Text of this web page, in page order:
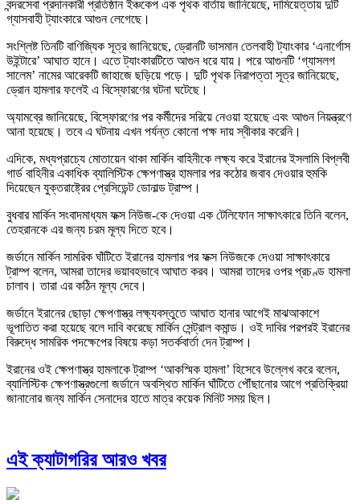
বন্দরসেবা প্রদানকারী প্রতিষ্ঠান ইঞ্চকেপ এক পৃথক বার্তায় জানিয়েছে, দামিয়েত্তায় দুটি
গ্যাসবাহী ট্যাংকারে আগুন লেগেছে।
সংশ্লিষ্ট তিনটি বাণিজ্যিক সূত্র জানিয়েছে, ড্রোনটি ভাসমান তেলবাহী ট্যাংকার ‘এনার্গোস
উইন্টারে’ আঘাত হানে। এতে ট্যাংকারটিতে আগুন ধরে যায়। পরে আগুনটি ‘গ্যাসলগ
সালেম’ নামের আরেকটি জাহাজে ছড়িয়ে পড়ে। দুটি পৃথক নিরাপত্তা সূত্র জানিয়েছে,
ড্রোন হামলার ফলেই এ বিস্ফোরণের ঘটনা ঘটেছে।
অ্যামব্রে জানিয়েছে, বিস্ফোরণের পর কর্মীদের সরিয়ে নেওয়া হয়েছে এবং আগুন নিয়ন্ত্রণে
আনা হয়েছে। তবে এ ঘটনায় এখন পর্যন্ত কোনো পক্ষ দায় স্বীকার করেনি।
এদিকে, মধ্যপ্রাচ্যে মোতায়েন থাকা মার্কিন বাহিনীকে লক্ষ্য করে ইরানের ইসলামি বিপ্লবী
গার্ড বাহিনীর একাধিক ব্যালিস্টিক ক্ষেপণাস্ত্র হামলার পর কঠোর জবাব দেওয়ার হুমকি
দিয়েছেন যুক্তরাষ্ট্রের প্রেসিডেন্ট ডোনাল্ড ট্রাম্প।
বুধবার মার্কিন সংবাদমাধ্যম ফক্স নিউজ-কে দেওয়া এক টেলিফোন সাক্ষাৎকারে তিনি বলেন,
তেহরানকে এর জন্য চরম মূল্য দিতে হবে।
জর্ডানে মার্কিন সামরিক ঘাঁটিতে ইরানের হামলার পর ফক্স নিউজকে দেওয়া সাক্ষাৎকারে
ট্রাম্প বলেন, আমরা তাদের ভয়াবহভাবে আঘাত করব। আমরা তাদের ওপর প্রচণ্ড হামলা
চালাব। তারা এর কঠিন মূল্য দেবে।
জর্ডানে ইরানের ছোড়া ক্ষেপণাস্ত্র লক্ষ্যবস্তুতে আঘাত হানার আগেই মাঝআকাশে
ভূপাতিত করা হয়েছে বলে দাবি করেছে মার্কিন সেন্ট্রাল কমান্ড। ওই দাবির পরপরই ইরানের
বিরুদ্ধে সামরিক পদক্ষেপের বিষয়ে কড়া সতর্কবার্তা দেন ট্রাম্প।
ইরানের ওই ক্ষেপণাস্ত্র হামলাকে ট্রাম্প ‘আকস্মিক হামলা’ হিসেবে উল্লেখ করে বলেন,
ব্যালিস্টিক ক্ষেপণাস্ত্রগুলো জর্ডানে অবস্থিত মার্কিন ঘাঁটিতে পৌঁছানোর আগে প্রতিক্রিয়া
জানানোর জন্য মার্কিন সেনাদের হাতে মাত্র কয়েক মিনিট সময় ছিল।
এই ক্যাটাগরির আরও খবর